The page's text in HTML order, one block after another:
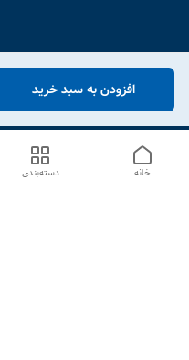
افزودن به سبد خرید
دسته‌بندی خانه